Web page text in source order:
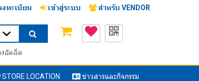
งทะเบียน เข้าสู่ระบบ สำหรับ VENDOR
งอัดฉีด
STORE LOCATION ข่าวสารและกิจกรรม